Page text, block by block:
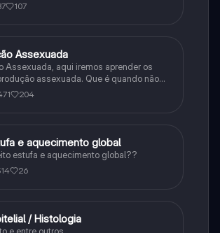
107
Assexuada
Assexuada, aqui iremos aprender os
assexuada. Que é quando não
de gametas.
204
e aquecimento global
estufa e aquecimento global??
26
/ Histologia